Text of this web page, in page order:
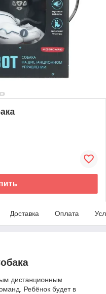
Доставка Оплата
дистанционным
Ребёнок будет в